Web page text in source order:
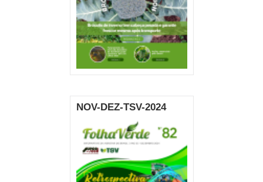
NOV-DEZ-TSV-2024